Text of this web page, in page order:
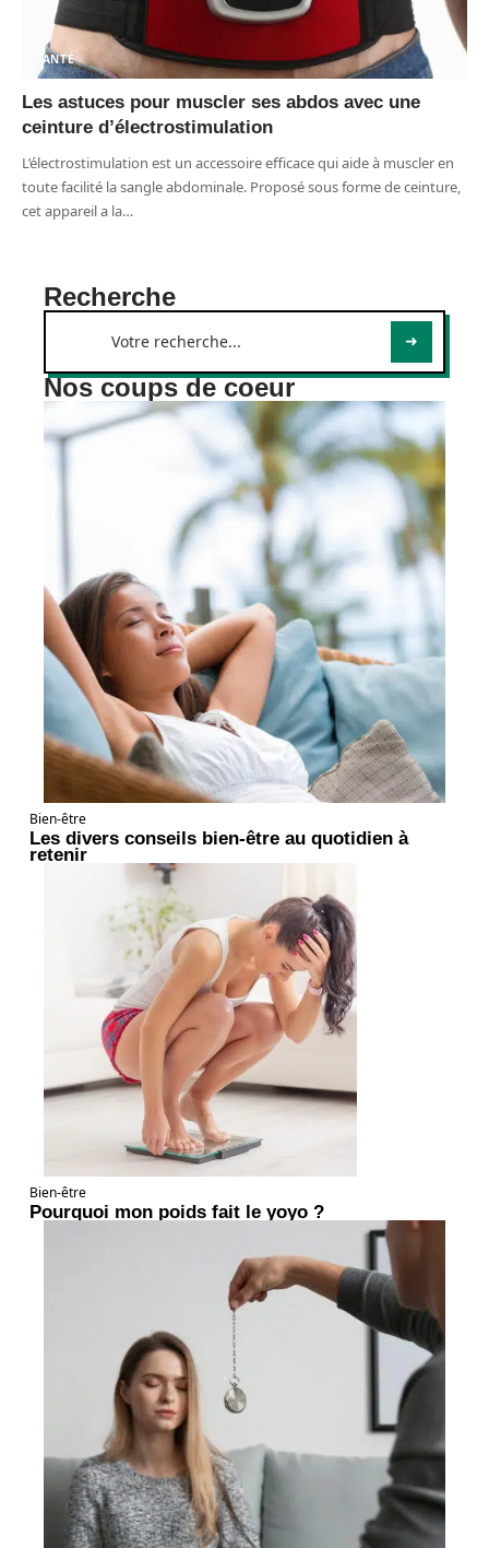
SANTÉ
Les astuces pour muscler ses abdos avec une
ceinture d’électrostimulation
L’électrostimulation est un accessoire efficace qui aide à muscler en
toute facilité la sangle abdominale. Proposé sous forme de ceinture,
cet appareil a la…
Recherche
Nos coups de coeur
Bien-être
Les divers conseils bien-être au quotidien à
retenir
Bien-être
Pourquoi mon poids fait le yoyo ?